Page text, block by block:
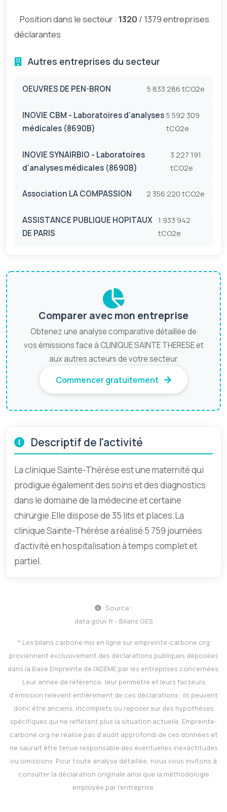
Position dans le secteur : 1320 / 1379 entreprises
déclarantes
Autres entreprises du secteur
OEUVRES DE PEN-BRON 5 833 286 tCO2e
INOVIE CBM - Laboratoires d'analyses
médicales (8690B)
5 592 309
tCO2e
INOVIE SYNAIRBIO - Laboratoires
d'analyses médicales (8690B)
3 227 191
tCO2e
Association LA COMPASSION 2 356 220 tCO2e
ASSISTANCE PUBLIQUE HOPITAUX
DE PARIS
1 933 942
tCO2e
Comparer avec mon entreprise
Obtenez une analyse comparative détaillée de
vos émissions face à CLINIQUE SAINTE THERESE et
aux autres acteurs de votre secteur.
Commencer gratuitement
Descriptif de l'activité
La clinique Sainte-Thérèse est une maternité qui
prodigue également des soins et des diagnostics
dans le domaine de la médecine et certaine
chirurgie.Elle dispose de 35 lits et places.La
clinique Sainte-Thérèse a réalisé 5 759 journées
d'activité en hospitalisation à temps complet et
partiel.
Source :
data.gouv.fr - Bilans GES
* Les bilans carbone mis en ligne sur empreinte-carbone.org
proviennent exclusivement des déclarations publiques déposées
dans la Base Empreinte de l’ADEME par les entreprises concernées.
Leur année de référence, leur périmètre et leurs facteurs
d’émission relèvent entièrement de ces déclarations ; ils peuvent
donc être anciens, incomplets ou reposer sur des hypothèses
spécifiques qui ne reflètent plus la situation actuelle. Empreinte-
carbone.org ne réalise pas d’audit approfondi de ces données et
ne saurait être tenue responsable des éventuelles inexactitudes
ou omissions. Pour toute analyse détaillée, nous vous invitons à
consulter la déclaration originale ainsi que la méthodologie
employée par l’entreprise.